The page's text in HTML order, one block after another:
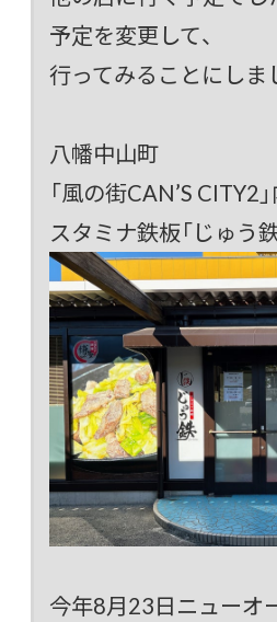
予定を変更して、
行ってみることにしま
八幡中山町
「風の街CAN’S CITY2」
スタミナ鉄板「じゅう鉄
今年8月23日ニューオ